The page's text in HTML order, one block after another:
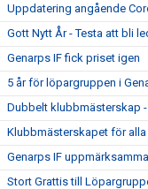
Uppdatering angående
Gott Nytt År - Testa att bli
Genarps IF fick priset igen
5 år för löpargruppen i
Dubbelt klubbmästerskap
Klubbmästerskapet för alla
Genarps IF
Stort Grattis till